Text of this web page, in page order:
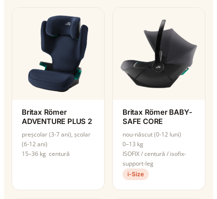
Britax Römer
ADVENTURE PLUS 2
preșcolar (3-7 ani), școlar
(6-12 ani)
15–36 kg centură
Britax Römer BABY-
SAFE CORE
nou-născut (0-12 luni)
0–13 kg
ISOFIX / centură / isofix-
support-leg
i-Size